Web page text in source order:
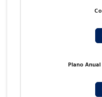
Plano